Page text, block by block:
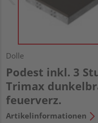
Dolle
Podest inkl. 3
Trimax
feuerverz.
Artikelinformationen